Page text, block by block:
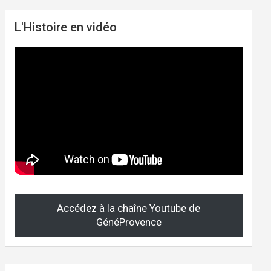
L'Histoire en vidéo
Accédez à la chaîne Youtube de
GénéProvence